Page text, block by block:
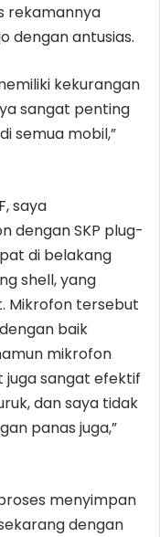
rekamannya
dengan antusias.
kekurangan
sangat penting
semua mobil,”
saya
dengan SKP plug-
di belakang
shell, yang
Mikrofon tersebut
baik
mikrofon
juga sangat efektif
dan saya tidak
panas juga,”
menyimpan
dengan